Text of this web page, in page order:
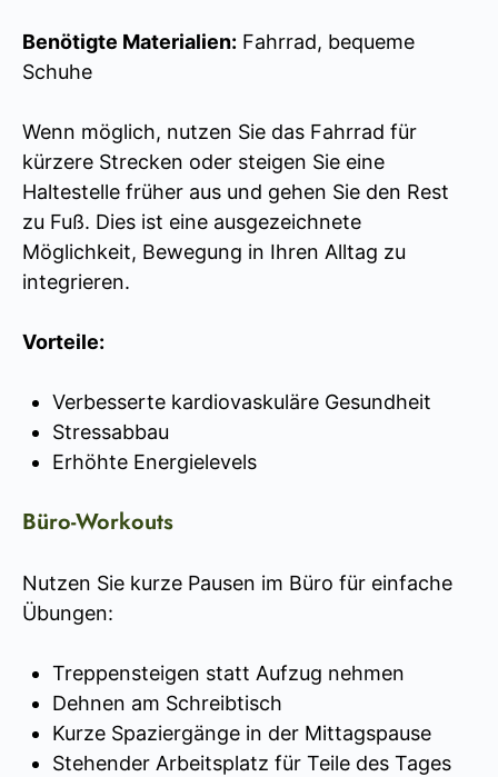
Benötigte Materialien: Fahrrad, bequeme
Schuhe
Wenn möglich, nutzen Sie das Fahrrad für
kürzere Strecken oder steigen Sie eine
Haltestelle früher aus und gehen Sie den Rest
zu Fuß. Dies ist eine ausgezeichnete
Möglichkeit, Bewegung in Ihren Alltag zu
integrieren.
Vorteile:
Verbesserte kardiovaskuläre Gesundheit
Stressabbau
Erhöhte Energielevels
Büro-Workouts
Nutzen Sie kurze Pausen im Büro für einfache
Übungen:
Treppensteigen statt Aufzug nehmen
Dehnen am Schreibtisch
Kurze Spaziergänge in der Mittagspause
Stehender Arbeitsplatz für Teile des Tages